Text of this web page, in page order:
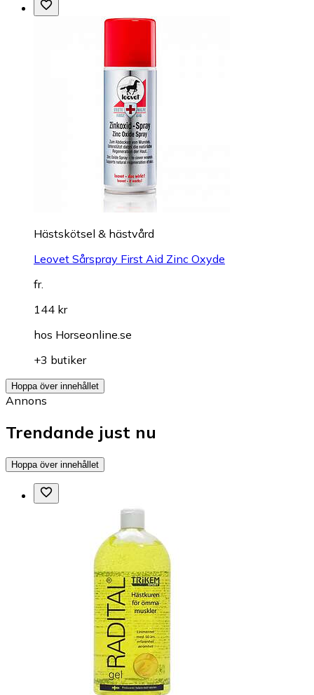
Hästskötsel & hästvård
Leovet Sårspray First Aid Zinc Oxyde
fr.
144 kr
hos Horseonline.se
+3 butiker
Hoppa över innehållet
Annons
Trendande just nu
Hoppa över innehållet